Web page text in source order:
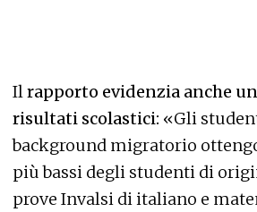
Ilrapporto evidenzia anche
risultati scolastici: «Gli
background migratorio
più bassi degli studenti di
prove Invalsi di italiano e